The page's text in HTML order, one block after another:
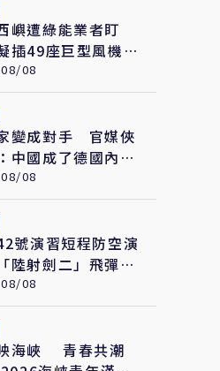
嶼遭綠能業者盯
插49座巨型風機
制、控開發商打消
08
變成對手 官媒俠
中國成了德國內部
出氣筒
08
號演習短程防空演
射劍二」飛彈守
機場安全
08
海峽 青春共潮